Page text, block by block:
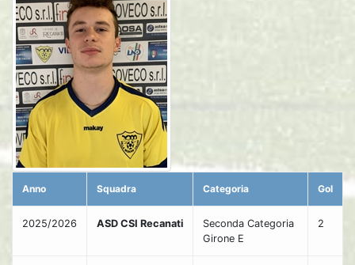
Anno Squadra Categoria Gol
2025/2026 ASD CSI Recanati
Seconda Categoria
Girone E
2